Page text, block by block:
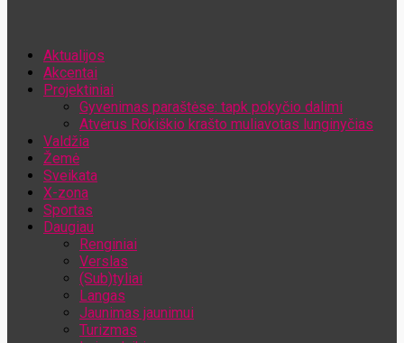
Aktualijos
Akcentai
Projektiniai
Gyvenimas paraštėse: tapk pokyčio dalimi
Atvėrus Rokiškio krašto muliavotas lunginyčias
Valdžia
Žemė
Sveikata
X-zona
Sportas
Daugiau
Renginiai
Verslas
(Sub)tyliai
Langas
Jaunimas jaunimui
Turizmas